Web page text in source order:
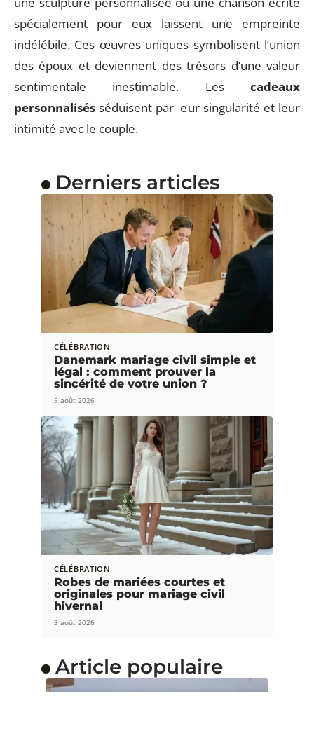
spécialement pour eux laissent une empreinte
indélébile. Ces œuvres uniques symbolisent l’union
des époux et deviennent des trésors d’une valeur
sentimentale inestimable. Les cadeaux
personnalisés séduisent par leur singularité et leur
intimité avec le couple.
Derniers articles
CÉLÉBRATION
Danemark mariage civil simple et
légal : comment prouver la
sincérité de votre union ?
5 août 2026
CÉLÉBRATION
Robes de mariées courtes et
originales pour mariage civil
hivernal
3 août 2026
Article populaire